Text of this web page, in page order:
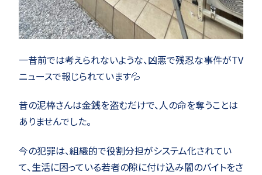
一昔前では考えられないような、凶悪で残忍な事件がTV
ニュースで報じられています💦
昔の泥棒さんは金銭を盗むだけで、人の命を奪うことは
ありませんでした。
今の犯罪は、組織的で役割分担がシステム化されてい
て、生活に困っている若者の隙に付け込み闇のバイトをさ